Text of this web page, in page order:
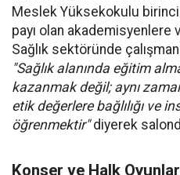
Meslek Yüksekokulu
payı olan
Sağlık sektöründe
"Sağlık alanında eğitim
kazanmak değil; aynı
etik değerlere bağlılığı ve
öğrenmektir"diyerek
Konser ve Halk